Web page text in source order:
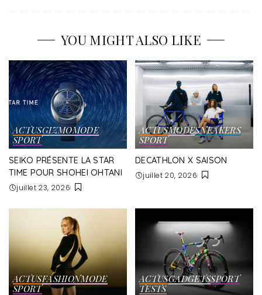
YOU MIGHT ALSO LIKE
ACTUSGIZMOMODE
SPORT
SEIKO PRÉSENTE LA STAR
TIME POUR SHOHEI OHTANI
juillet 23, 2026
ACTUSMODESNEAKERS
SPORT
DECATHLON X SAISON
juillet 20, 2026
ACTUSFASHIONMODE
SPORT
ACTUSGADGETSSPORT
TESTS